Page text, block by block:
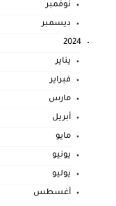
نوفمبر
ديسمبر
2024
يناير
فبراير
مارس
أبريل
مايو
يونيو
يوليو
أغسطس